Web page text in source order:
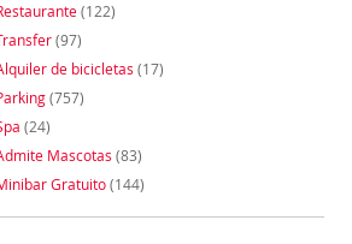
(122)
(97)
de bicicletas (17)
(757)
(24)
Mascotas (83)
Gratuito(144)